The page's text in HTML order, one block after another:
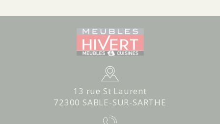
13 rue St Laurent
72300 SABLE-SUR-SARTHE